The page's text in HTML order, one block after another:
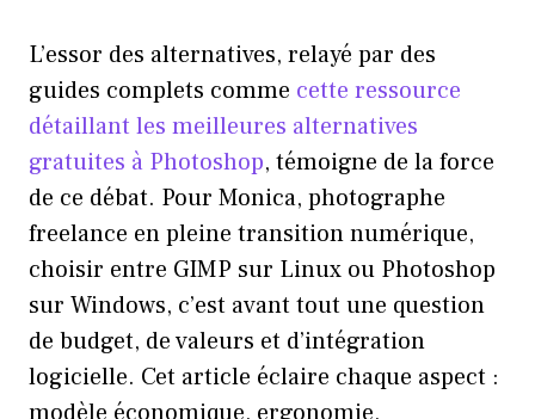
L’essor des alternatives, relayé par des
guides complets comme cette ressource
détaillant les meilleures alternatives
gratuites à Photoshop, témoigne de la force
de ce débat. Pour Monica, photographe
freelance en pleine transition numérique,
choisir entre GIMP sur Linux ou Photoshop
sur Windows, c’est avant tout une question
de budget, de valeurs et d’intégration
logicielle. Cet article éclaire chaque aspect :
modèle économique, ergonomie,